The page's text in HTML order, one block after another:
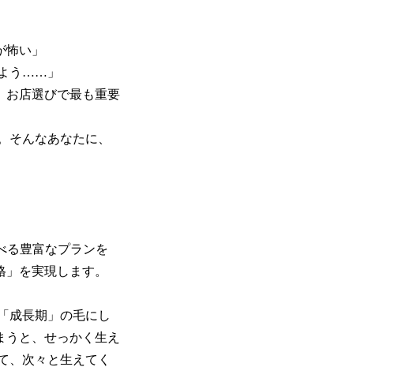
い」
お店選びで最も重要
を実現します。
成長期」の毛にし
と、せっかく生え
、次々と生えてく